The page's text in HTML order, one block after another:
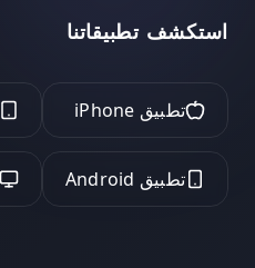
استكشف تطبيقاتنا
تطبيق iPhone
تطبيق Android